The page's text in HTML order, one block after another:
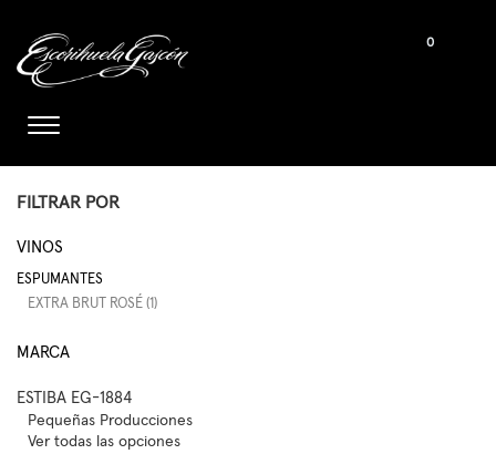
0
FILTRAR POR
VINOS
ESPUMANTES
EXTRA BRUT ROSÉ (1)
MARCA
ESTIBA EG-1884
Pequeñas Producciones
Ver todas las opciones